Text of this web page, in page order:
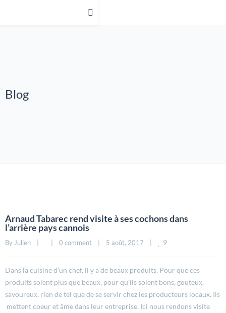
Blog
Arnaud Tabarec rend visite à ses cochons dans
l’arrière pays cannois
By Julien 0 comment 5 août, 2017 9
Dans la cuisine d’un chef, il y a de beaux produits. Pour que ces
produits soient plus que beaux, pour qu’ils soient bons, gouteux,
savoureux, rien de tel que de se servir chez les producteurs locaux. Ils
mettent coeur et âme dans leur entreprise. Ici nous rendons visite